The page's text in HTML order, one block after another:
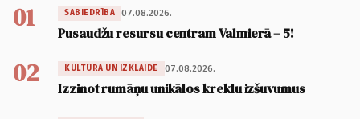
01 SABIEDRĪBA 07.08.2026.
Pusaudžu resursu centram Valmierā – 5!
02 KULTŪRA UN IZKLAIDE 07.08.2026.
Izzinot rumāņu unikālos kreklu izšuvumus